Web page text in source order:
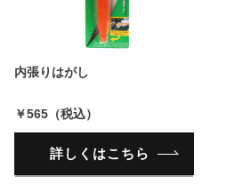
内張りはがし
￥565（税込）
詳しくはこちら